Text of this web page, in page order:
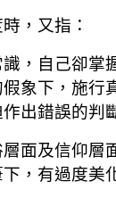
，又指：
，自己卻掌
象下，施行
出錯誤的判
面及信仰層
，有過度美